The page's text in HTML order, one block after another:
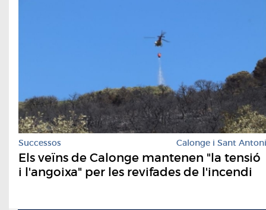
Successos Calonge i Sant Antoni
Els veïns de Calonge mantenen "la tensió
i l'angoixa" per les revifades de l'incendi